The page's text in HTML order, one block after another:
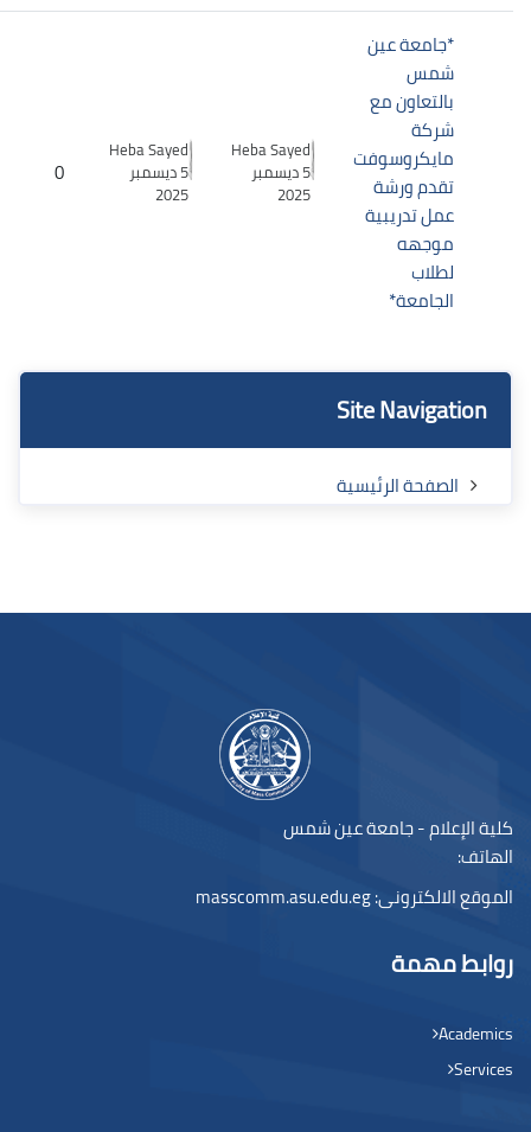
*جامعة عين
شمس
بالتعاون مع
شركة
مايكروسوفت
تقدم ورشة
عمل تدريبية
موجهه
لطلاب
الجامعة*
Heba Sayed
5 ديسمبر
2025
Heba Sayed
5 ديسمبر
2025
0
الكتل
الكتل
تجاوز Site Navigation
Site Navigation
الصفحة الرئيسية
كلية الإعلام - جامعة عين شمس
الهاتف:
الموقع الالكترونى:masscomm.asu.edu.eg
روابط مهمة
Academics
Services